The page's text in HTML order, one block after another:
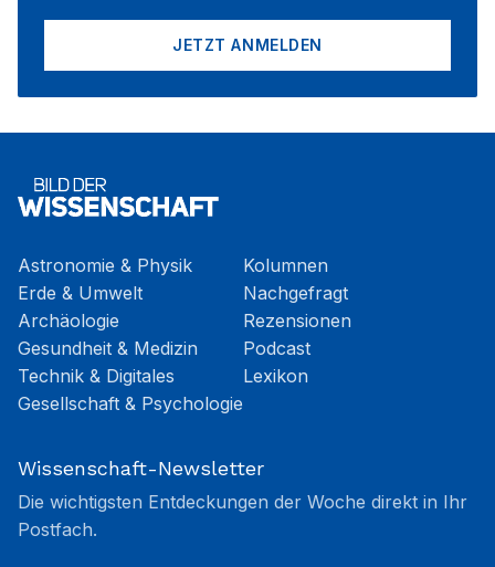
JETZT ANMELDEN
Astronomie & Physik
Erde & Umwelt
Archäologie
Gesundheit & Medizin
Technik & Digitales
Gesellschaft & Psychologie
Kolumnen
Nachgefragt
Rezensionen
Podcast
Lexikon
Wissenschaft-Newsletter
Die wichtigsten Entdeckungen der Woche direkt in Ihr
Postfach.